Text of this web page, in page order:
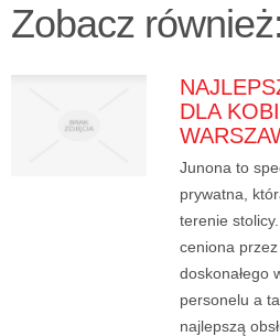
Zobacz również:
DLA
Junona to
prywatna,
terenie
ceniona
doskonałego
personelu a
najlepszą